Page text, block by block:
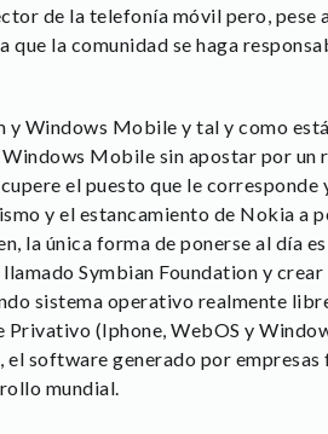
de la telefonía móvil pero, pese
la comunidad se haga
y Windows Mobile y tal y como
Mobile sin apostar por un
el puesto que le corresponde
y el estancamiento de Nokia a
la única forma de ponerse al día
Symbian Foundation y crear
sistema operativo realmente
Privativo (Iphone, WebOS y
el software generado por
mundial.